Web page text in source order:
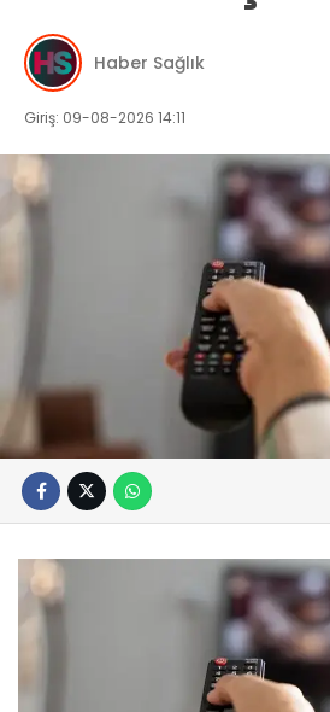
Haber Sağlık
Giriş: 09-08-2026 14:11